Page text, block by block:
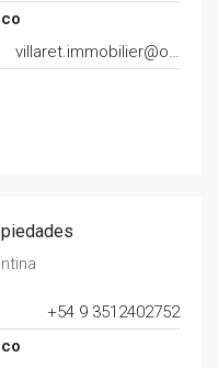
villaret.immobilier@orange.fr
+54 9 3512402752